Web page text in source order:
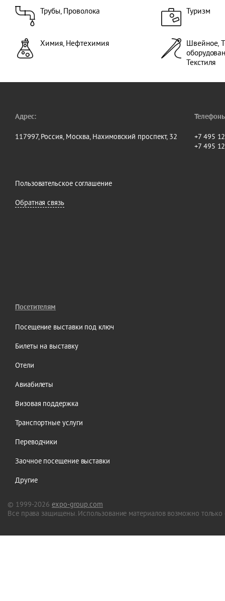
Трубы, Проволока Туризм
Химия, Нефтехимия
Швейное,
Текстиля
Адрес:
117997, Россия, Москва, Нахимовский проспект, 32
+7 495
+7 495
Пользовательское соглашение
Обратная связь
Посетителям
Посещение выставки под ключ
Билеты на выставку
Отели
Авиабилеты
Визовая поддержка
Транспортные услуги
Переводчики
Заочное посещение выставки
Другие
© 1999-2026 expo-group.com
Все права защищены. Использование материалов возможно